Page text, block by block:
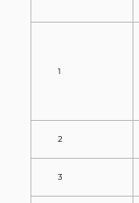
1
2
3